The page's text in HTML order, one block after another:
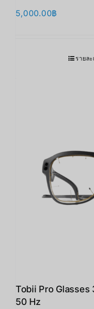
5,000.00฿
รายละ
Tobii Pro Glasses
50 Hz